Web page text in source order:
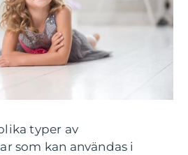
typer av
som kan användas i